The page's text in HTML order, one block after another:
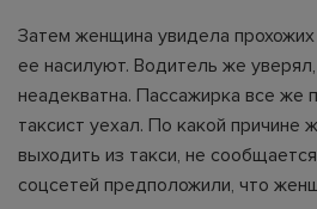
Затем женщина увидела прохожих
ее насилуют. Водитель же
неадекватна. Пассажирка все же
таксист уехал. По какой причине
выходить из такси, не
соцсетей предположили, что